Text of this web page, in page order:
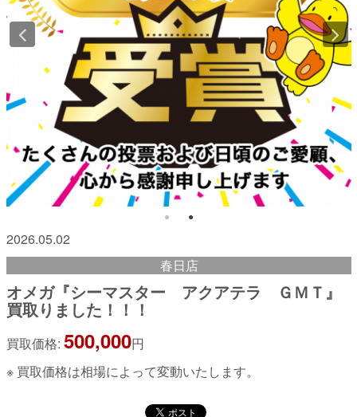
2026.05.02
春日店
オメガ『シーマスター アクアテラ ＧＭＴ』
買取りました！！！
買取価格: 500,000円
※ 買取価格は相場によって変動いたします。